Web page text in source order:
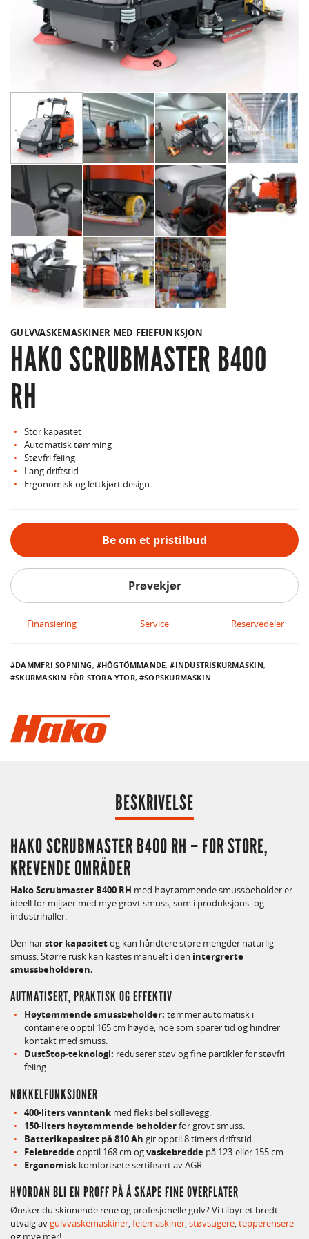
GULVVASKEMASKINER MED FEIEFUNKSJON
HAKO SCRUBMASTER B400
RH
Stor kapasitet
Automatisk tømming
Støvfri feiing
Lang driftstid
Ergonomisk og lettkjørt design
Be om et pristilbud
Prøvekjør
Finansiering Service Reservedeler
DAMMFRI SOPNING, HÖGTÖMMANDE, INDUSTRISKURMASKIN,
SKURMASKIN FÖR STORA YTOR, SOPSKURMASKIN
BESKRIVELSE
HAKO SCRUBMASTER B400 RH – FOR STORE,
KREVENDE OMRÅDER
Hako Scrubmaster B400 RH med høytømmende smussbeholder er
ideell for miljøer med mye grovt smuss, som i produksjons- og
industrihaller.
Den harstor kapasitetog kan håndtere store mengder naturlig
smuss. Større rusk kan kastes manuelt i den intergrerte
smussbeholderen.
AUTMATISERT, PRAKTISK OG EFFEKTIV
Høytømmende smussbeholder: tømmer automatisk i
containere opptil 165 cm høyde, noe som sparer tid og hindrer
kontakt med smuss.
DustStop-teknologi: reduserer støv og fine partikler for støvfri
feiing.
NØKKELFUNKSJONER
400-liters vanntank med fleksibel skillevegg.
150-liters høytømmende beholderfor grovt smuss.
Batterikapasitet på 810 Ah gir opptil 8 timers driftstid.
Feiebreddeopptil 168 cm ogvaskebredde på 123-eller 155 cm
Ergonomisk komfortsete sertifisert av AGR.
HVORDAN BLI EN PROFF PÅ Å SKAPE FINE OVERFLATER
Ønsker du skinnende rene og profesjonelle gulv? Vi tilbyr et bredt
utvalg avgulvvaskemaskiner,feiemaskiner,støvsugere,tepperensere
og mye mer!